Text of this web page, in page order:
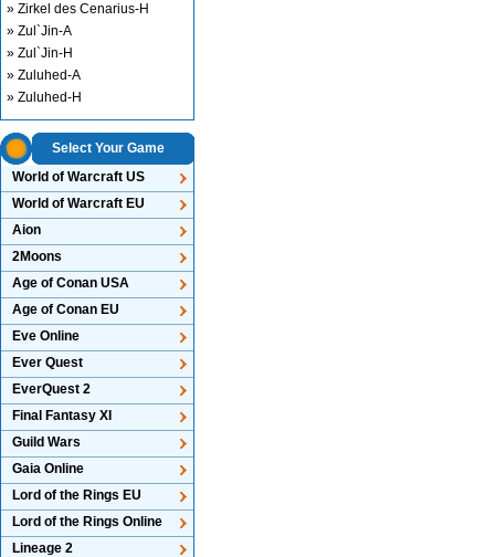
» Zirkel des Cenarius-H
» Zul`Jin-A
» Zul`Jin-H
» Zuluhed-A
» Zuluhed-H
Select Your Game
World of Warcraft US
World of Warcraft EU
Aion
2Moons
Age of Conan USA
Age of Conan EU
Eve Online
Ever Quest
EverQuest 2
Final Fantasy XI
Guild Wars
Gaia Online
Lord of the Rings EU
Lord of the Rings Online
Lineage 2